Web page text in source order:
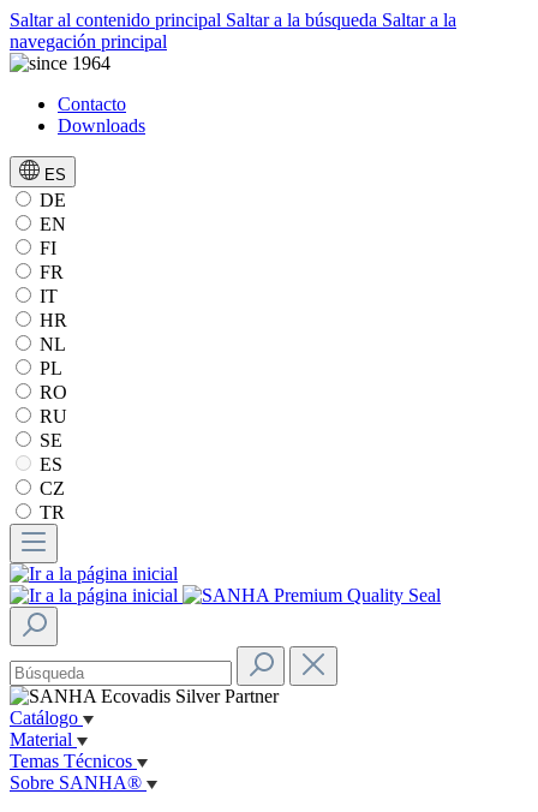
Saltar al contenido principal Saltar a la búsqueda Saltar a la
navegación principal
Contacto
Downloads
ES
DE
EN
FI
FR
IT
HR
NL
PL
RO
RU
SE
ES
CZ
TR
Catálogo
Material
Temas Técnicos
Sobre SANHA®